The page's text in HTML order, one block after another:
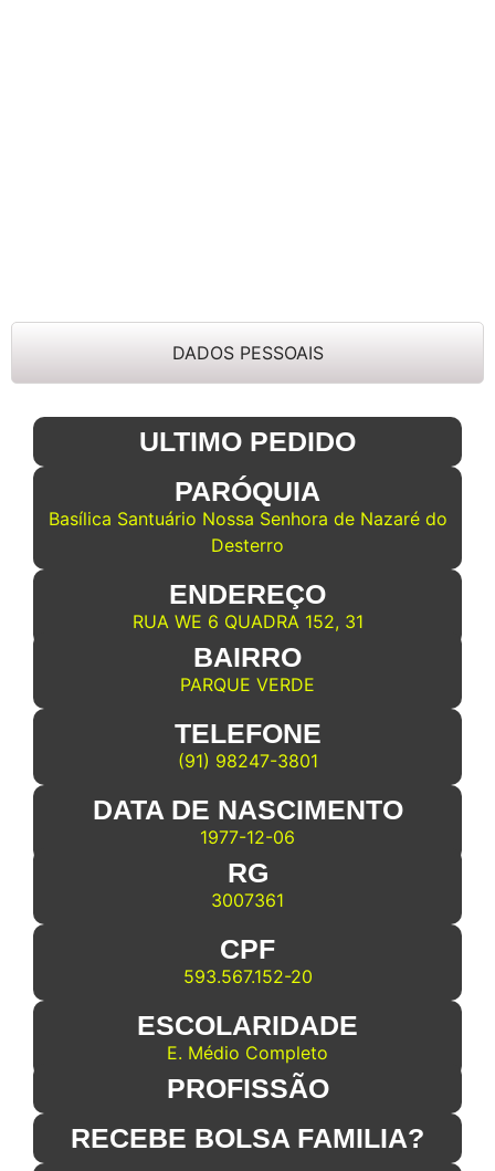
DADOS PESSOAIS
ULTIMO PEDIDO
PARÓQUIA
Basílica Santuário Nossa Senhora de Nazaré do
Desterro
ENDEREÇO
RUA WE 6 QUADRA 152, 31
BAIRRO
PARQUE VERDE
TELEFONE
(91) 98247-3801
DATA DE NASCIMENTO
1977-12-06
RG
3007361
CPF
593.567.152-20
ESCOLARIDADE
E. Médio Completo
PROFISSÃO
RECEBE BOLSA FAMILIA?